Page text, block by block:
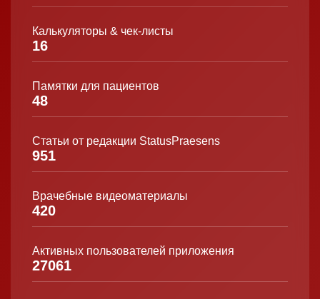
Калькуляторы & чек-листы
16
Памятки для пациентов
48
Статьи от редакции StatusPraesens
951
Врачебные видеоматериалы
420
Активных пользователей приложения
27061